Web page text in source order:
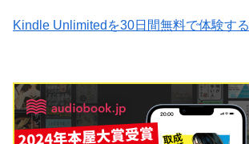
Kindle Unlimitedを30日間無料で体験する